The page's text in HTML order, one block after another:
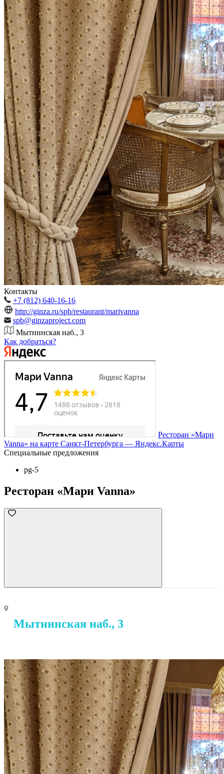
Контакты
+7 (812) 640-16-16
http://ginza.ru/spb/restaurant/marivanna
spb@ginzaproject.com
Мытнинская наб., 3
Как добраться?
Ресторан «Мари
Vanna» на карте Санкт‑Петербурга — Яндекс.Карты
Специальные предложения
pg-5
Ресторан «Мари Vanna»
Мытнинская наб., 3